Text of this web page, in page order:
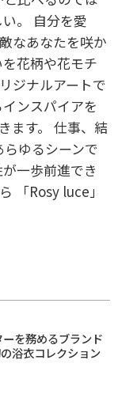
。 自分を愛
なあなたを咲か
花柄や花モチ
ジナルアートで
ンスパイアを
ます。 仕事、結
ゆるシーンで
一歩前進でき
「Rosy luce」
を務めるブランド
浴衣コレクション